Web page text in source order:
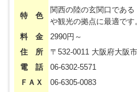
特 色
関西の陸の玄関口であ
や観光の拠点に最適です
料 金
2990円～
住 所
〒532-0011 大阪府大阪
電 話
06-6302-5571
ＦＡＸ
06-6305-0083